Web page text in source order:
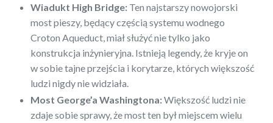
Wiadukt High Bridge: Ten najstarszy nowojorski
most pieszy, będący częścią systemu wodnego
Croton Aqueduct, miał służyć nie tylko jako
konstrukcja inżynieryjna. Istnieją legendy, że kryje on
w sobie tajne przejścia i korytarze, których większość
ludzi nigdy nie widziała.
Most George’a Washingtona:Większość ludzi nie
zdaje sobie sprawy, że most ten był miejscem wielu